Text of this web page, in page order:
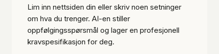
Lim inn nettsiden din eller skriv noen setninger
om hva du trenger. AI-en stiller
oppfølgingsspørsmål og lager en profesjonell
kravspesifikasjon for deg.